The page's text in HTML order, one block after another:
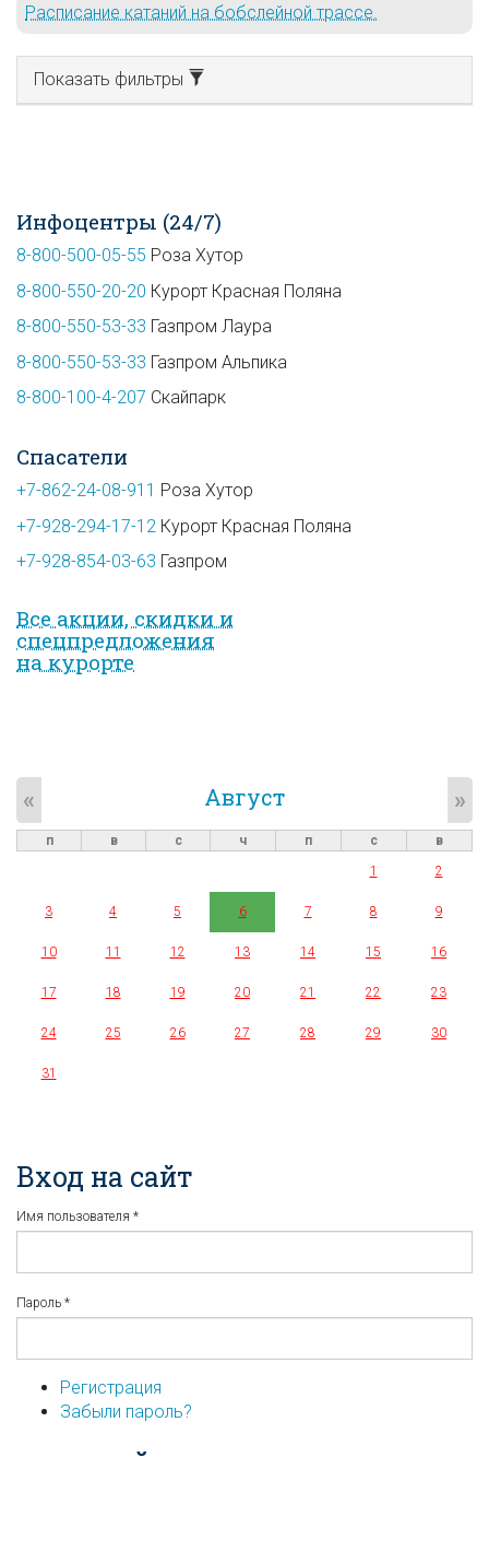
Расписание катаний на бобслейной трассе.
Показать фильтры
Инфоцентры (24/7)
8-800-500-05-55 Роза Хутор
8-800-550-20-20 Курорт Красная Поляна
8-800-550-53-33 Газпром Лаура
8-800-550-53-33 Газпром Альпика
8-800-100-4-207 Скайпарк
Спасатели
+7-862-24-08-911 Роза Хутор
+7-928-294-17-12 Курорт Красная Поляна
+7-928-854-03-63 Газпром
Все акции, скидки и
спец­предложе­ния
на курорте
Август
« »
п в с ч п с
в
1
2
3 4 5 6 7 8 9
10 11 12 13 14 15 16
17 18 19 20 21 22 23
24 25 26 27 28 29 30
31
Вход на сайт
Имя пользователя *
Пароль *
Регистрация
Забыли пароль?
...или войдите используя